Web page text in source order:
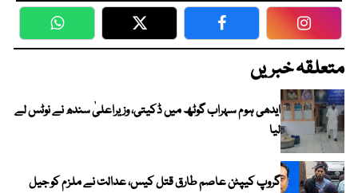
WhatsApp Twitter Facebook
متعلقہ خبریں
ایدھی ہوم سہراب گوٹھ میں ڈکیتی، وزیراعلیٰ سندھ نے نوٹس لے
لیا
گروپ کیپٹن عاصم طارق قتل کیس، عدالت نے ملزم کو جیل